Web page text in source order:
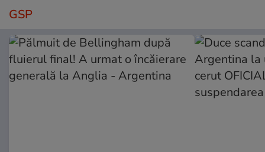
GSP